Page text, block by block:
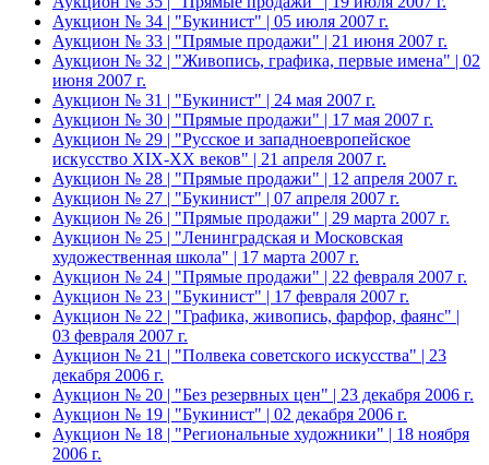
Аукцион № 34 | "Букинист" | 05 июля 2007 г.
Аукцион № 33 | "Прямые продажи" | 21 июня 2007 г.
Аукцион № 32 | "Живопись, графика, первые имена" | 02
июня 2007 г.
Аукцион № 31 | "Букинист" | 24 мая 2007 г.
Аукцион № 30 | "Прямые продажи" | 17 мая 2007 г.
Аукцион № 29 | "Русское и западноевропейское
искусство XIX-XX веков" | 21 апреля 2007 г.
Аукцион № 28 | "Прямые продажи" | 12 апреля 2007 г.
Аукцион № 27 | "Букинист" | 07 апреля 2007 г.
Аукцион № 26 | "Прямые продажи" | 29 марта 2007 г.
Аукцион № 25 | "Ленинградская и Московская
художественная школа" | 17 марта 2007 г.
Аукцион № 24 | "Прямые продажи" | 22 февраля 2007 г.
Аукцион № 23 | "Букинист" | 17 февраля 2007 г.
Аукцион № 22 | "Графика, живопись, фарфор, фаянс" |
03 февраля 2007 г.
Аукцион № 21 | "Полвека советского искусства" | 23
декабря 2006 г.
Аукцион № 20 | "Без резервных цен" | 23 декабря 2006 г.
Аукцион № 19 | "Букинист" | 02 декабря 2006 г.
Аукцион № 18 | "Региональные художники" | 18 ноября
2006 г.